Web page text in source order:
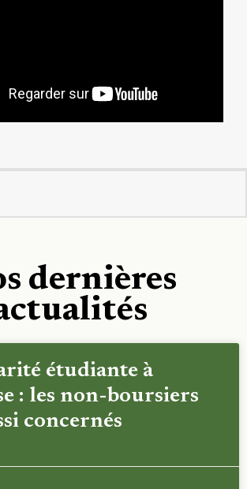
dernières
étudiante à
: les non-boursiers
concernés